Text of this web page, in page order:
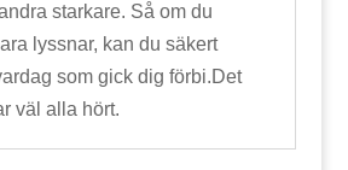
starkare. Så om du
lyssnar, kan du säkert
som gick dig förbi.Det
väl alla hört.